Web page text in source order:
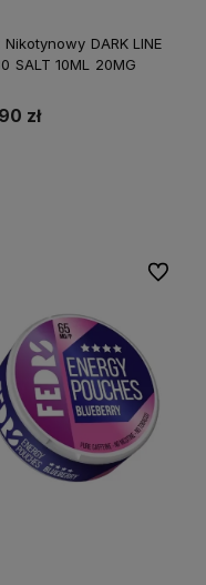
Nikotynowy DARK LINE
SALT 10ML 20MG
zł
Do